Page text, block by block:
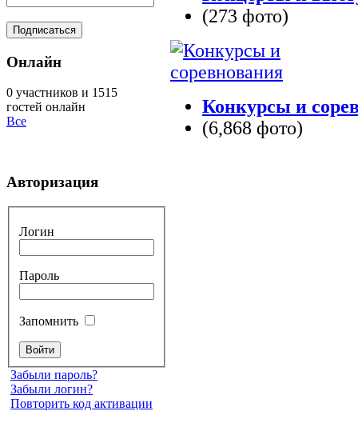
(273 фото)
Конкурсы и
(6,868 фото)
Онлайн
0 участников и 1515
гостей онлайн
Все
Авторизация
Логин
Пароль
Запомнить
Забыли пароль?
Забыли логин?
Повторить код активации